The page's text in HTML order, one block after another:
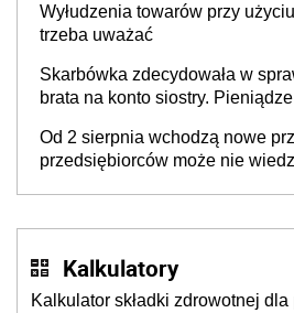
Wyłudzenia towarów przy
trzeba uważać
Skarbówka zdecydowała w
brata na konto siostry.
będzie
Od 2 sierpnia wchodzą nowe
przedsiębiorców może nie
Kalkulatory
Kalkulator składki zdrowotnej